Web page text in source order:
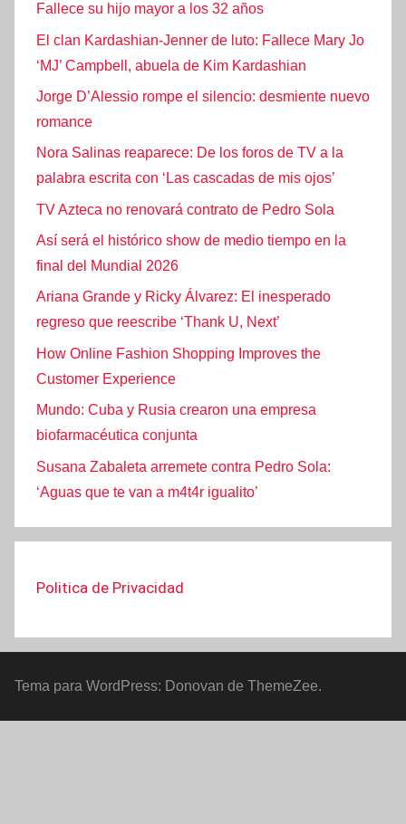
Fallece su hijo mayor a los 32 años
El clan Kardashian-Jenner de luto: Fallece Mary Jo
‘MJ’ Campbell, abuela de Kim Kardashian
Jorge D’Alessio rompe el silencio: desmiente nuevo
romance
Nora Salinas reaparece: De los foros de TV a la
palabra escrita con ‘Las cascadas de mis ojos’
TV Azteca no renovará contrato de Pedro Sola
Así será el histórico show de medio tiempo en la
final del Mundial 2026
Ariana Grande y Ricky Álvarez: El inesperado
regreso que reescribe ‘Thank U, Next’
How Online Fashion Shopping Improves the
Customer Experience
Mundo: Cuba y Rusia crearon una empresa
biofarmacéutica conjunta
Susana Zabaleta arremete contra Pedro Sola:
‘Aguas que te van a m4t4r igualito’
Politica de Privacidad
Tema para WordPress: Donovan de ThemeZee.